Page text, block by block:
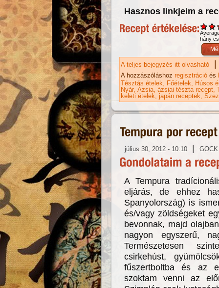
Hasznos linkjeim a
hány
A teljes bejegyzés itt olvasható |
A hozzászóláshoz regisztráció és
Tésztás ételek
Főételek
Húsos
Nyár Ázsia ázsiai tészta recept
keleti ételek
japán receptek
július 30, 2012 - 10:10 | GOCK
A Tempura
eljárás, de ehhez
Spanyolország) is
és/vagy zöldségeket
bevonnak, majd
nagyon egyszerű,
Természetesen
csirkehúst,
fűszertboltba és az
szoktam venni az